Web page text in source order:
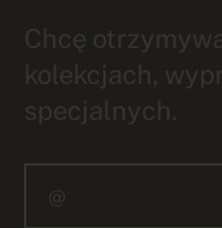
Chcę
kolekcjach,
specjalnych.